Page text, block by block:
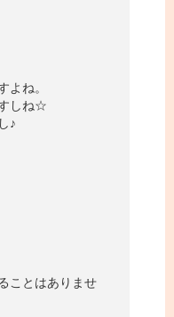
よね。
しね☆
♪
ことはありませ